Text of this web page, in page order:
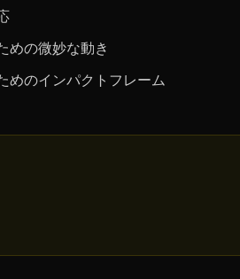
めの微妙な動き
めのインパクトフレーム